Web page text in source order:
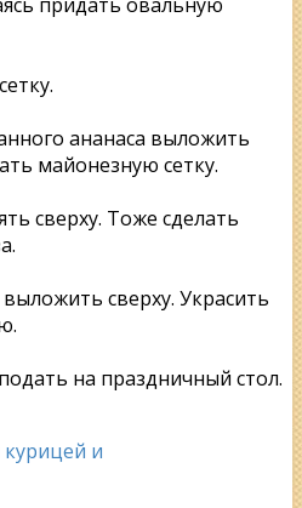
ананаса выложить
майонезную сетку.
сверху. Тоже сделать
сверху. Украсить
на праздничный стол.
курицей и